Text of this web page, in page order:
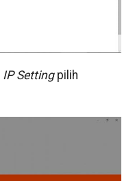
IP Settingpilih